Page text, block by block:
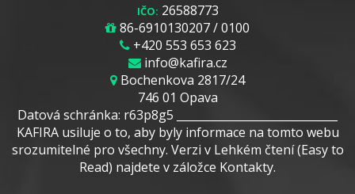
IČO: 26588773
86-6910130207 / 0100
+420 553 653 623
info@kafira.cz
Bochenkova 2817/24
746 01 Opava
Datová schránka: r63p8g5 _____________________________
KAFIRA usiluje o to, aby byly informace na tomto webu
srozumitelné pro všechny. Verzi v Lehkém čtení (Easy to
Read) najdete v záložce Kontakty.